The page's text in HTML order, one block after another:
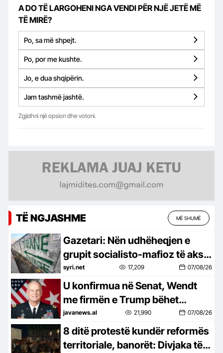
A DO TË LARGOHENI NGA VENDI PËR NJË JETË MË
TË MIRË?
Po, sa më shpejt.
Po, por me kushte.
Jo, e dua shqipërin.
Jam tashmë jashtë.
Zgjidhni një opsion dhe votoni.
TË NGJASHME MË SHUMË
Gazetari: Nën udhëheqjen e
grupit socialisto-mafioz të aksit
Rrogozhinë-Peqin-Elbasan,
Kavaja po pushtohet
syri.net 17,209 07/08/26
U konfirmua në Senat, Wendt
me firmën e Trump bëhet
zyrtarisht ambasador në
Shqipëri
javanews.al 21,990 07/08/26
8 ditë protestë kundër reformës
territoriale, banorët: Divjaka të